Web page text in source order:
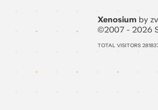
Xenosium by
©2007 - 2026
TOTAL VISITORS